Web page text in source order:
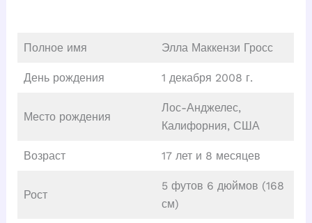
Полное имя Элла Маккензи Гросс
День рождения 1 декабря 2008 г.
Место рождения
Лос-Анджелес,
Калифорния, США
Возраст 17 лет и 8 месяцев
Рост
5 футов 6 дюймов (168
см)